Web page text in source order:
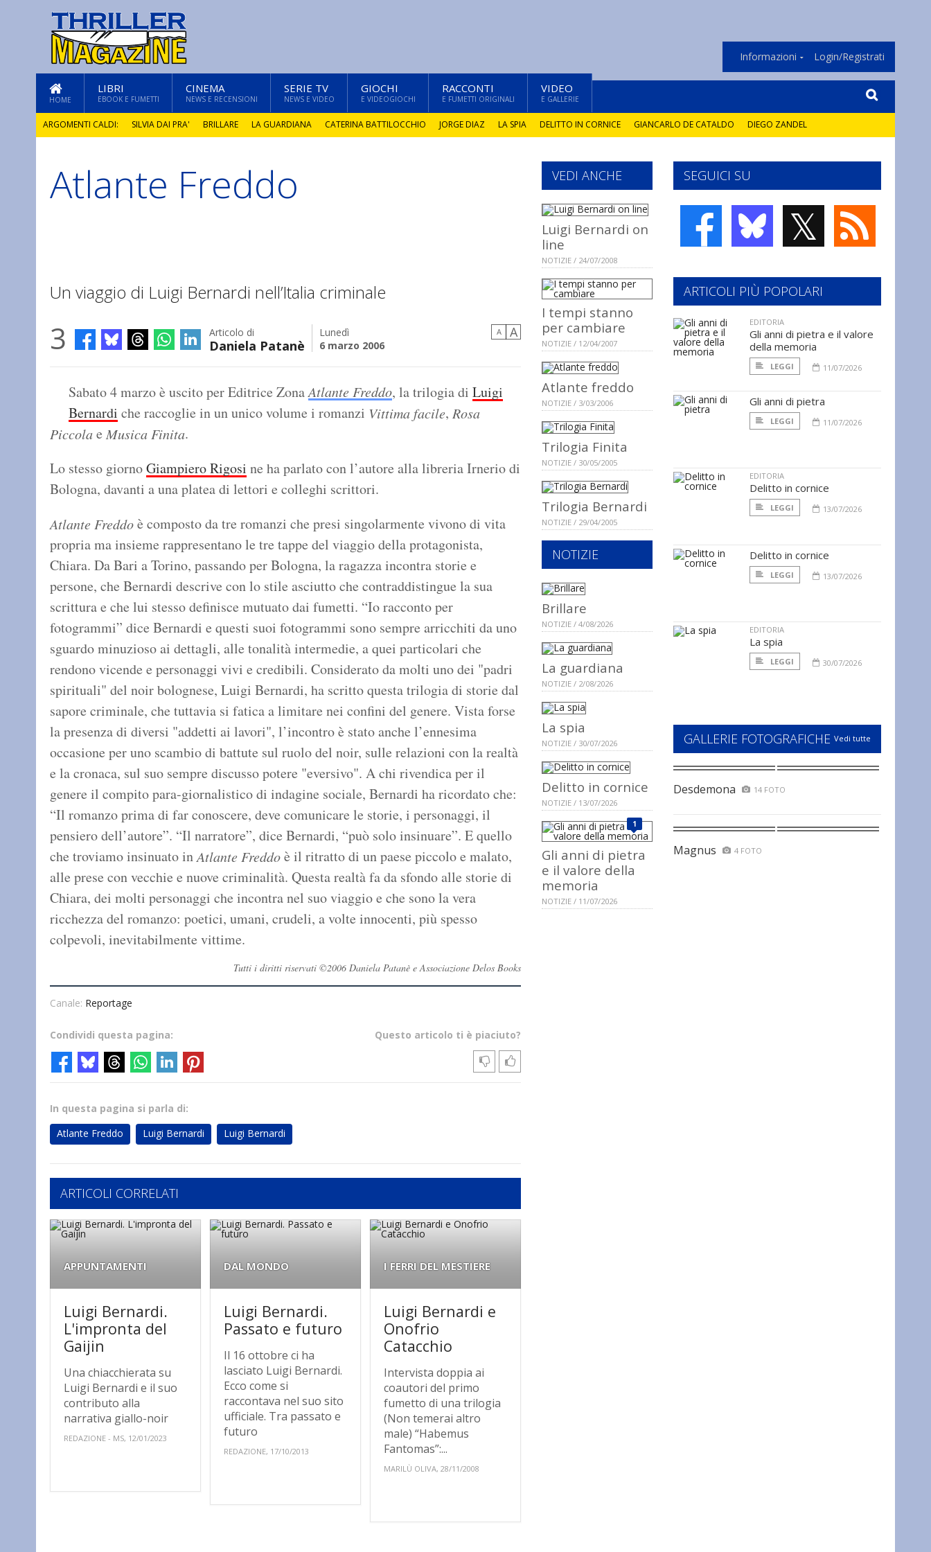
Informazioni Login/Registrati
HOME
LIBRI
EBOOK E FUMETTI
CINEMA
NEWS E RECENSIONI
SERIE TV
NEWS E VIDEO
GIOCHI
E VIDEOGIOCHI
RACCONTI
E FUMETTI ORIGINALI
VIDEO
E GALLERIE
ARGOMENTI CALDI: SILVIA DAI PRA' BRILLARE LA GUARDIANA CATERINA BATTILOCCHIO JORGE DIAZ LA SPIA DELITTO IN CORNICE GIANCARLO DE CATALDO DIEGO ZANDEL
GLI ANNI DI PIETRA
Atlante Freddo
Un viaggio di Luigi Bernardi nell’Italia criminale
3 Articolo di
Daniela Patanè
Lunedì
6 marzo 2006
A A
Sabato 4 marzo è uscito per Editrice ZonaAtlante Freddo, la trilogia di Luigi
Bernardi che raccoglie in un unico volume i romanzi Vittima facile, Rosa
Piccolae Musica Finita.
Lo stesso giornoGiampiero Rigosi ne ha parlato con l’autore alla libreria Irnerio di
Bologna, davanti a una platea di lettori e colleghi scrittori.
Atlante Freddoè composto da tre romanzi che presi singolarmente vivono di vita
propria ma insieme rappresentano le tre tappe del viaggio della protagonista,
Chiara. Da Bari a Torino, passando per Bologna, la ragazza incontra storie e
persone, che Bernardi descrive con lo stile asciutto che contraddistingue la sua
scrittura e che lui stesso definisce mutuato dai fumetti. “Io racconto per
fotogrammi” dice Bernardi e questi suoi fotogrammi sono sempre arricchiti da uno
sguardo minuzioso ai dettagli, alle tonalità intermedie, a quei particolari che
rendono vicende e personaggi vivi e credibili. Considerato da molti uno dei "padri
spirituali" del noir bolognese, Luigi Bernardi, ha scritto questa trilogia di storie dal
sapore criminale, che tuttavia si fatica a limitare nei confini del genere. Vista forse
la presenza di diversi "addetti ai lavori", l’incontro è stato anche l’ennesima
occasione per uno scambio di battute sul ruolo del noir, sulle relazioni con la realtà
e la cronaca, sul suo sempre discusso potere "eversivo". A chi rivendica per il
genere il compito para-giornalistico di indagine sociale, Bernardi ha ricordato che:
“Il romanzo prima di far conoscere, deve comunicare le storie, i personaggi, il
pensiero dell’autore”. “Il narratore”, dice Bernardi, “può solo insinuare”. E quello
che troviamo insinuato inAtlante Freddoè il ritratto di un paese piccolo e malato,
alle prese con vecchie e nuove criminalità. Questa realtà fa da sfondo alle storie di
Chiara, dei molti personaggi che incontra nel suo viaggio e che sono la vera
ricchezza del romanzo: poetici, umani, crudeli, a volte innocenti, più spesso
colpevoli, inevitabilmente vittime.
Tutti i diritti riservati ©2006 Daniela Patanè e Associazione Delos Books
Canale: Reportage
Questo articolo ti è piaciuto?
Condividi questa pagina:
In questa pagina si parla di:
Atlante Freddo
Luigi Bernardi Luigi Bernardi
ARTICOLI CORRELATI
APPUNTAMENTI
Luigi Bernardi.
L'impronta del
Gaijin
Una chiacchierata su
Luigi Bernardi e il suo
contributo alla
narrativa giallo-noir
REDAZIONE - MS, 12/01/2023
DAL MONDO
Luigi Bernardi.
Passato e futuro
Il 16 ottobre ci ha
lasciato Luigi Bernardi.
Ecco come si
raccontava nel suo sito
ufficiale. Tra passato e
futuro
REDAZIONE, 17/10/2013
I FERRI DEL MESTIERE
Luigi Bernardi e
Onofrio
Catacchio
Intervista doppia ai
coautori del primo
fumetto di una trilogia
(Non temerai altro
male) “Habemus
Fantomas”:...
MARILÙ OLIVA, 28/11/2008
SEGUICI SU
𝕏
VEDI ANCHE
Luigi Bernardi on
line
NOTIZIE / 24/07/2008
I tempi stanno
per cambiare
NOTIZIE / 12/04/2007
Atlante freddo
NOTIZIE / 3/03/2006
Trilogia Finita
NOTIZIE / 30/05/2005
Trilogia Bernardi
NOTIZIE / 29/04/2005
NOTIZIE
Brillare
NOTIZIE / 4/08/2026
La guardiana
NOTIZIE / 2/08/2026
La spia
NOTIZIE / 30/07/2026
Delitto in cornice
NOTIZIE / 13/07/2026
1
Gli anni di pietra
e il valore della
memoria
NOTIZIE / 11/07/2026
ARTICOLI PIÙ POPOLARI
EDITORIA
Gli anni di pietra e il valore
della memoria
LEGGI 11/07/2026
Gli anni di pietra
LEGGI 11/07/2026
EDITORIA
Delitto in cornice
LEGGI 13/07/2026
Delitto in cornice
LEGGI 13/07/2026
EDITORIA
La spia
LEGGI 30/07/2026
GALLERIE FOTOGRAFICHE Vedi tutte
Desdemona 14 FOTO
Magnus 4 FOTO